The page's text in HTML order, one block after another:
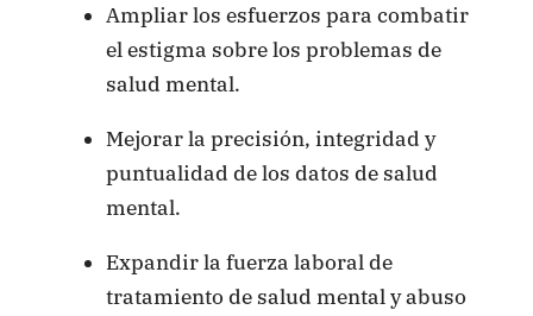
Ampliar los esfuerzos para combatir
el estigma sobre los problemas de
salud mental.
Mejorar la precisión, integridad y
puntualidad de los datos de salud
mental.
Expandir la fuerza laboral de
tratamiento de salud mental y abuso